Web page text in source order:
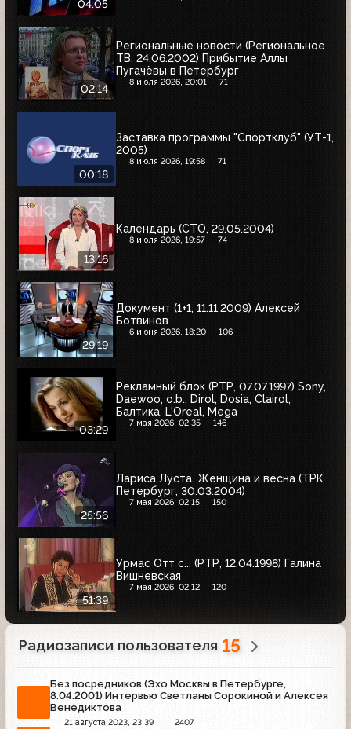
04:05
02:14
Региональные новости (Региональное
ТВ, 24.06.2002) Прибытие Аллы
Пугачёвы в Петербург
8 июля 2026, 20:01 71
00:18
Заставка программы "Спортклуб" (УТ-1,
2005)
8 июля 2026, 19:58 71
13:16
Календарь (СТО, 29.05.2004)
8 июля 2026, 19:57 74
29:19
Документ (1+1, 11.11.2009) Алексей
Ботвинов
6 июня 2026, 18:20 106
03:29
Рекламный блок (РТР, 07.07.1997) Sony,
Daewoo, o.b., Dirol, Dosia, Clairol,
Балтика, L'Oreal, Mega
7 мая 2026, 02:35 146
25:56
Лариса Луста. Женщина и весна (ТРК
Петербург, 30.03.2004)
7 мая 2026, 02:15 150
51:39
Урмас Отт с... (РТР, 12.04.1998) Галина
Вишневская
7 мая 2026, 02:12 120
Радиозаписи пользователя 15
Без посредников (Эхо Москвы в Петербурге,
8.04.2001) Интервью Светланы Сорокиной и Алексея
Венедиктова
21 августа 2023, 23:39 2407